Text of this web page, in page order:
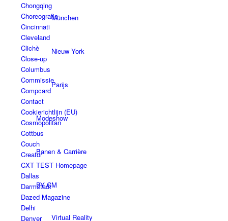
München
Nieuw York
Parijs
Modeshow
Banen & Carrière
BY CM
Virtual Reality
Chongqing
Choreografie
Cincinnati
Cleveland
Clichè
Close-up
Columbus
Commissie
Compcard
Contact
Cookierichtlijn (EU)
Cosmopolitan
Cottbus
Couch
Creator
CXT TEST Homepage
Dallas
Darmstadt
Dazed Magazine
Delhi
Denver